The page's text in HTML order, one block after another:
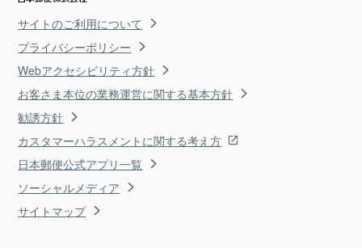
サイトのご利用について
プライバシーポリシー
Webアクセシビリティ方針
お客さま本位の業務運営に関する基本方針
勧誘方針
カスタマーハラスメントに関する考え方
日本郵便公式アプリ一覧
ソーシャルメディア
サイトマップ